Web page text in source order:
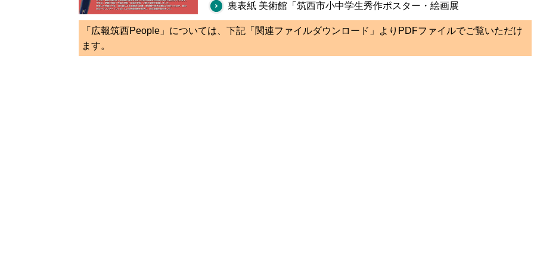
裏表紙 美術館「筑西市小中学生秀作ポスター・絵画展
「広報筑西People」については、下記「関連ファイルダウンロード」よりPDFファイルでご覧いただけ
ます。